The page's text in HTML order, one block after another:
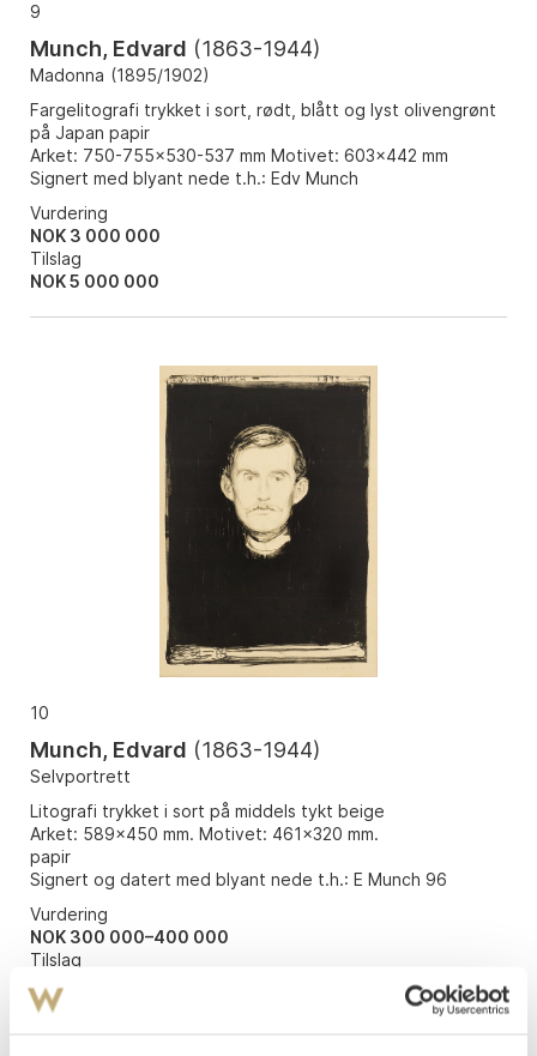
9
Munch, Edvard (1863-1944)
Madonna (1895/1902)
Fargelitografi trykket i sort, rødt, blått og lyst olivengrønt
på Japan papir
Arket: 750-755x530-537 mm Motivet: 603x442 mm
Signert med blyant nede t.h.: Edv Munch
Vurdering
NOK 3 000 000
Tilslag
NOK5 000 000
10
Munch, Edvard (1863-1944)
Selvportrett
Litografi trykket i sort på middels tykt beige
Arket: 589x450 mm. Motivet: 461x320 mm.
papir
Signert og datert med blyant nede t.h.: E Munch 96
Vurdering
NOK 300 000–400 000
Tilslag